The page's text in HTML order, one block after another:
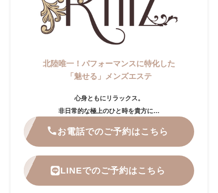
北陸唯一！パフォーマンスに特化した
「魅せる」メンズエステ
心身ともにリラックス。
非日常的な極上のひと時を貴方に…
お電話でのご予約はこちら
LINEでのご予約はこちら